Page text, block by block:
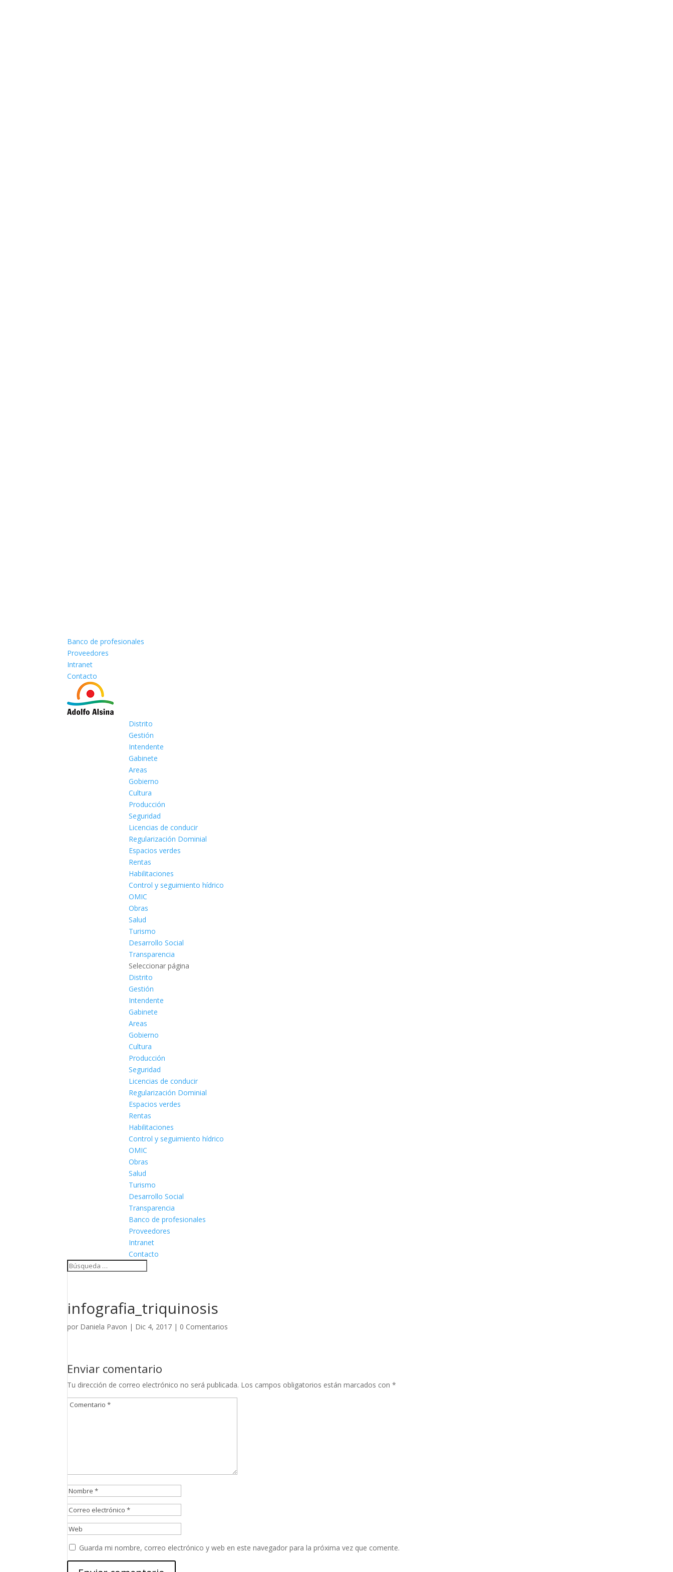
Banco de profesionales
Proveedores
Intranet
Contacto
Distrito
Gestión
Intendente
Gabinete
Areas
Gobierno
Cultura
Producción
Seguridad
Licencias de conducir
Regularización Dominial
Espacios verdes
Rentas
Habilitaciones
Control y seguimiento hídrico
OMIC
Obras
Salud
Turismo
Desarrollo Social
Transparencia
Seleccionar página
Distrito
Gestión
Intendente
Gabinete
Areas
Gobierno
Cultura
Producción
Seguridad
Licencias de conducir
Regularización Dominial
Espacios verdes
Rentas
Habilitaciones
Control y seguimiento hídrico
OMIC
Obras
Salud
Turismo
Desarrollo Social
Transparencia
Banco de profesionales
Proveedores
Intranet
Contacto
infografia_triquinosis
por Daniela Pavon | Dic 4, 2017 | 0 Comentarios
Enviar comentario
Tu dirección de correo electrónico no será publicada. Los campos obligatorios están marcados con*
Guarda mi nombre, correo electrónico y web en este navegador para la próxima vez que comente.